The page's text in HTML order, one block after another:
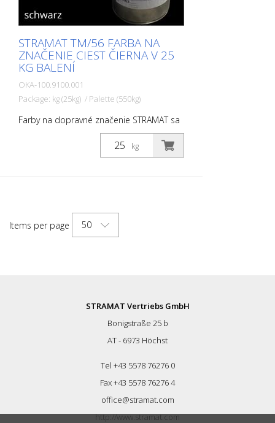
STRAMAT TM/56 FARBA NA
ZNAČENIE CIEST ČIERNA V 25
KG BALENÍ
OKA-100.9100.001
Package: kg (25kg) / Palette (550kg)
Farby na dopravné značenie STRAMAT sa
používajú najmä na asfaltové alebo
betónové povrchy, na okrajové a stredové
čiary, parkovacie miesta, dopravné
kg
Items per page 50
STRAMAT Vertriebs GmbH
Bonigstraße 25 b
AT - 6973 Höchst
Tel +43 5578 76276 0
Fax +43 5578 76276 4
office@stramat.com
http://www.stramat.com